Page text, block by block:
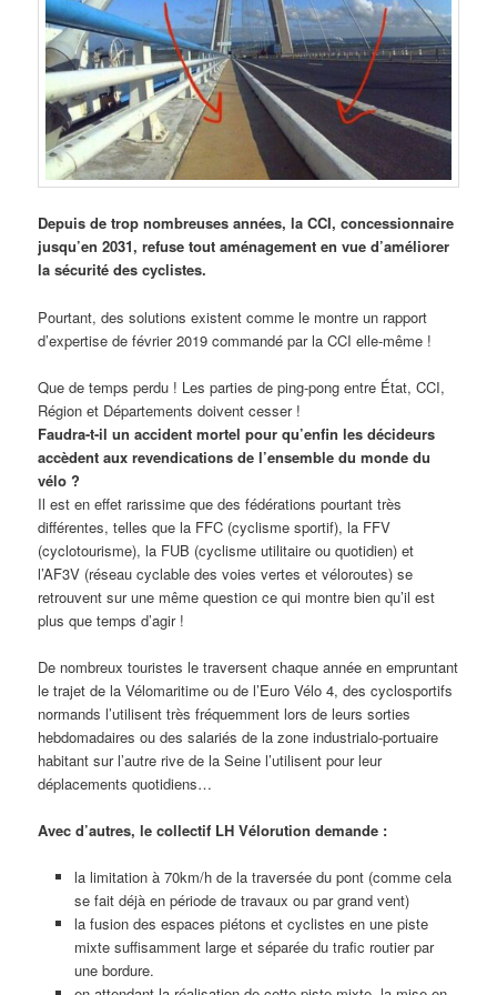
Depuis de trop nombreuses années, la CCI, concessionnaire
jusqu’en 2031, refuse tout aménagement en vue d’améliorer
la sécurité des cyclistes.
Pourtant, des solutions existent comme le montre un rapport
d’expertise de février 2019 commandé par la CCI elle-même !
Que de temps perdu ! Les parties de ping-pong entre État, CCI,
Région et Départements doivent cesser !
Faudra-t-il un accident mortel pour qu’enfin les décideurs
accèdent aux revendications de l’ensemble du monde du
vélo ?
Il est en effet rarissime que des fédérations pourtant très
différentes, telles que la FFC (cyclisme sportif), la FFV
(cyclotourisme), la FUB (cyclisme utilitaire ou quotidien) et
l’AF3V (réseau cyclable des voies vertes et véloroutes) se
retrouvent sur une même question ce qui montre bien qu’il est
plus que temps d’agir !
De nombreux touristes le traversent chaque année en empruntant
le trajet de la Vélomaritime ou de l’Euro Vélo 4, des cyclosportifs
normands l’utilisent très fréquemment lors de leurs sorties
hebdomadaires ou des salariés de la zone industrialo-portuaire
habitant sur l’autre rive de la Seine l’utilisent pour leur
déplacements quotidiens…
Avec d’autres, le collectif LH Vélorution demande :
la limitation à 70km/h de la traversée du pont (comme cela
se fait déjà en période de travaux ou par grand vent)
la fusion des espaces piétons et cyclistes en une piste
mixte suffisamment large et séparée du trafic routier par
une bordure.